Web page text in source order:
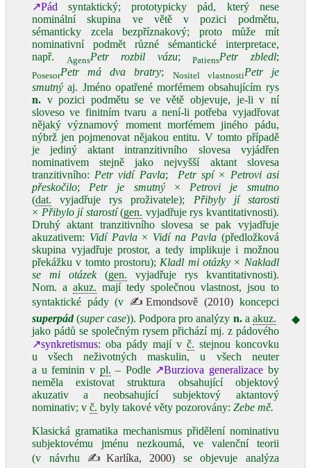
↗Pád syntaktický; prototypicky pád, který nese
nominální skupina ve větě v pozici podmětu,
sémanticky zcela bezpříznakový; proto může mít
nominativní podmět různé sémantické interpretace,
např. AgensPetr rozbil vázu;PatiensPetr zbledl;
PosesorPetr má dva bratry; Nositel vlastnostiPetr je
smutný aj. Jméno opatřené morfémem obsahujícím rys
n. v pozici podmětu se ve větě objevuje, je‑li v ní
sloveso ve finitním tvaru a není‑li potřeba vyjadřovat
nějaký významový moment morfémem jiného pádu,
nýbrž jen pojmenovat nějakou entitu. V tomto případě
je jediný aktant intranzitivního slovesa vyjádřen
nominativem stejně jako nejvyšší aktant slovesa
tranzitivního: Petr vidí Pavla; Petr spí× Petrovi asi
přeskočilo; Petr je smutný× Petrovi je smutno
(dat. vyjadřuje rys proživatele); Přibyly jí starosti
× Přibylo jí starostí(gen. vyjadřuje rys kvantitativnosti).
Druhý aktant tranzitivního slovesa se pak vyjadřuje
akuzativem: Vidí Pavla× Vidí na Pavla(předložková
skupina vyjadřuje prostor, a tedy implikuje i možnou
překážku v tomto prostoru); Kladl mi otázky × Nakladl
se mi otázek(gen. vyjadřuje rys kvantitativnosti).
Nom. a akuz. mají tedy společnou vlastnost, jsou to
syntaktické pády (v ✍Emondsově (2010) koncepci
superpád(super case)). Podpora pro analýzy n.a akuz.
jako pádů se společným rysem přichází mj. z pádového
↗synkretismus: oba pády mají v č. stejnou koncovku
u všech neživotných maskulin, u všech neuter
a u feminin v pl. – Podle ↗Burziova generalizace by
neměla existovat struktura obsahující objektový
akuzativ a neobsahující subjektový aktantový
nominativ; v č. byly takové věty pozorovány: Zebe mě.
Klasická gramatika mechanismus přidělení nominativu
subjektovému jménu nezkoumá, ve valenční teorii
(v návrhu ✍Karlíka, 2000) se objevuje analýza
◆